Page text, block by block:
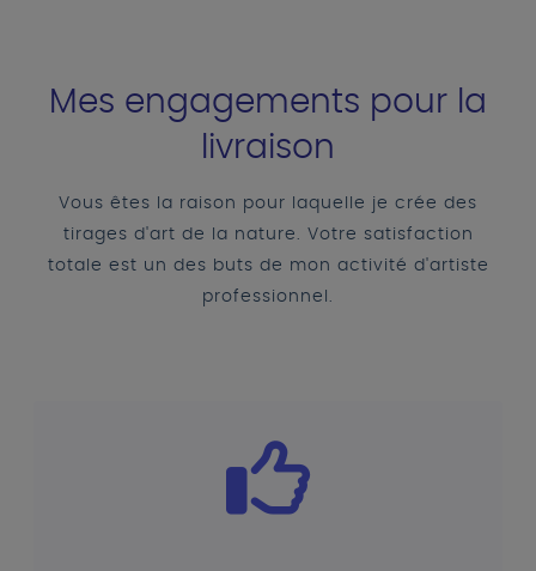
Mes engagements pour la
livraison
Vous êtes la raison pour laquelle je crée des
tirages d'art de la nature. Votre satisfaction
totale est un des buts de mon activité d'artiste
professionnel.